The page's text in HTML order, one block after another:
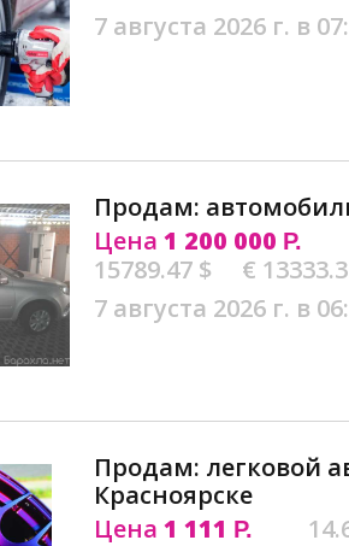
7 августа 2026 г. в
Продам:
Цена 1 200 000 Р.
15789.47 $
€
7 августа 2026 г. в
Продам: легковой
Красноярске
Цена 1 111 Р.